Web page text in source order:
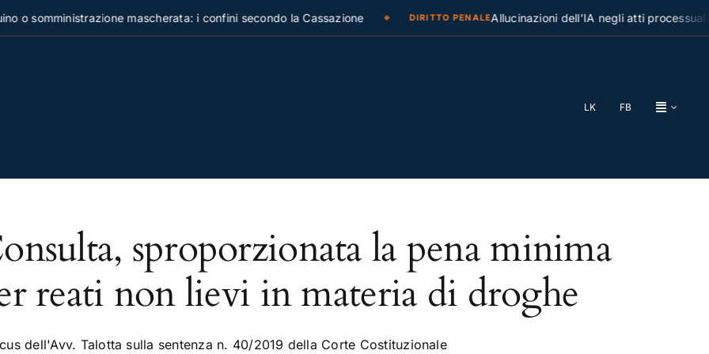
somministrazione mascherata: i confini secondo la Cassazione DIRITTO PENALEAllucinazioni dell’IA negli atti processuali:
LK FB
sproporzionata la pena minima
reati non lievi in materia di droghe
dell'Avv. Talotta sulla sentenza n. 40/2019 della Corte Costituzionale